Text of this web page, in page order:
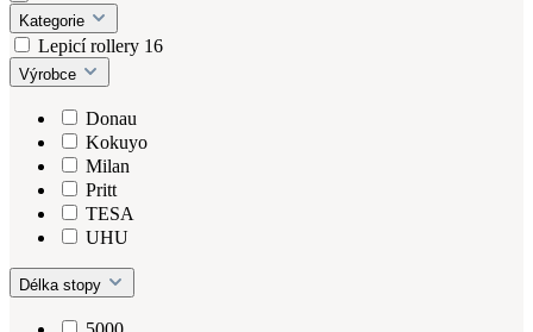
Kategorie
Lepicí rollery 16
Výrobce
Donau
Kokuyo
Milan
Pritt
TESA
UHU
Délka stopy